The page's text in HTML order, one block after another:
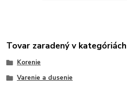
Tovar zaradený v kategóriách
Korenie
Varenie a dusenie